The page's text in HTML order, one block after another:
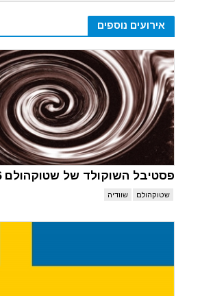
אירועים נוספים
פסטיבל השוקולד של שטוקהולם 2026
שטוקהולם שוודיה